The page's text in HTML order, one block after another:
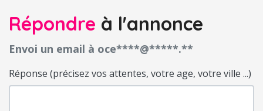
Répondre à l'annonce
Envoi un email à oce****@*****.**
Réponse (précisez vos attentes, votre age, votre ville ...)